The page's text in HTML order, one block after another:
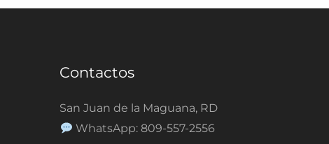
Contactos
San Juan de la Maguana, RD
WhatsApp: 809-557-2556